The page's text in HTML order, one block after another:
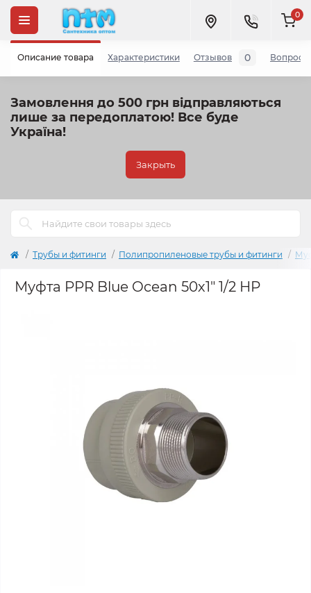
Замовлення до 500 грн відправляються
лише за передоплатою! Все буде
Україна!
Закрыть
0
Трубы и фитинги Полипропиленовые трубы и фитинги
Муфта PPR Blue Ocean 50х1" 1/2 НР
Описание товара Характеристики Отзывов 0 Вопросы